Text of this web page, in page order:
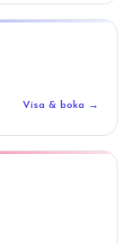
Visa & boka →